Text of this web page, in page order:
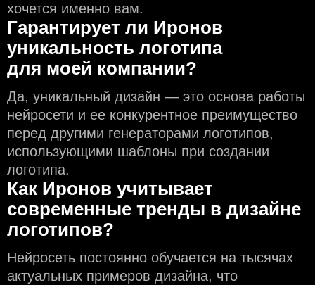
хочется именно вам.
Гарантирует ли Иронов
уникальность логотипа
для моей компании?
Да, уникальный дизайн — это основа работы
нейросети и еe конкурентное преимущество
перед другими генераторами логотипов,
использующими шаблоны при создании
логотипа.
Как Иронов учитывает
современные тренды в дизайне
логотипов?
Нейросеть постоянно обучается на тысячах
актуальных примеров дизайна, что